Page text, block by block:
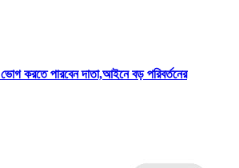
করতে পারবেন দাতা,আইনে বড় পরিবর্তনের